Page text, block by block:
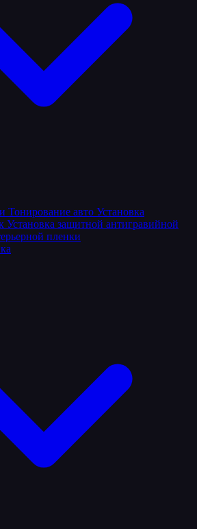
Тонирование авто Установка
Установка защитной антигравийной
пленки